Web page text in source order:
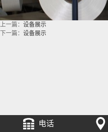
上一篇： 设备展示
下一篇： 设备展示
电话